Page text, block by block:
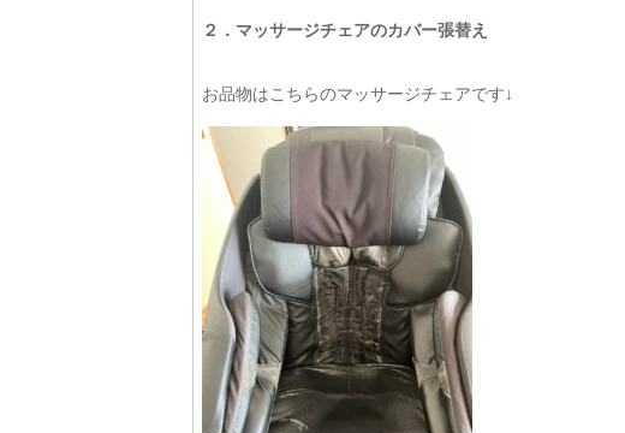
２．マッサージチェアのカバー張替え
お品物はこちらのマッサージチェアです↓